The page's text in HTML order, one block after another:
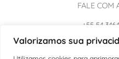
Valorizamos sua
FALE COM
+55 54
+55 54